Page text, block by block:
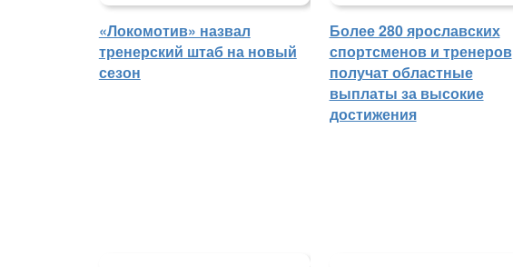
«Локомотив» назвал
тренерский штаб на новый
сезон
Более 280 ярославских
спортсменов и тренеров
получат областные
выплаты за высокие
достижения